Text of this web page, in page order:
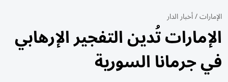
الإمارات/أخبار الدار
الإمارات تُدين التفجير الإرهابي
في جرمانا السورية